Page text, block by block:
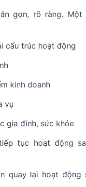
gọn, rõ ràng.
cấu trúc hoạt động
kinh doanh
vụ
gia đình, sức khỏe
tục hoạt động
quay lại hoạt động